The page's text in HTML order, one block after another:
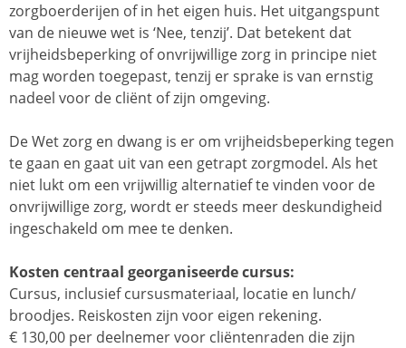
zorgboerderijen of in het eigen huis. Het uitgangspunt
van de nieuwe wet is ‘Nee, tenzij’. Dat betekent dat
vrijheidsbeperking of onvrijwillige zorg in principe niet
mag worden toegepast, tenzij er sprake is van ernstig
nadeel voor de cliënt of zijn omgeving.
De Wet zorg en dwang is er om vrijheidsbeperking tegen
te gaan en gaat uit van een getrapt zorgmodel. Als het
niet lukt om een vrijwillig alternatief te vinden voor de
onvrijwillige zorg, wordt er steeds meer deskundigheid
ingeschakeld om mee te denken.
Kosten centraal georganiseerde cursus:
Cursus, inclusief cursusmateriaal, locatie en lunch/
broodjes. Reiskosten zijn voor eigen rekening.
€ 130,00 per deelnemer voor cliëntenraden die zijn